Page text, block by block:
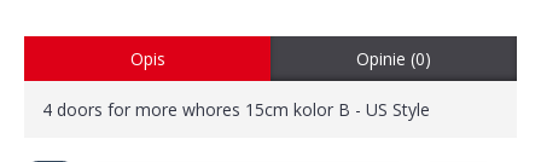
Opis Opinie (0)
4 doors for more whores 15cm kolor B - US Style